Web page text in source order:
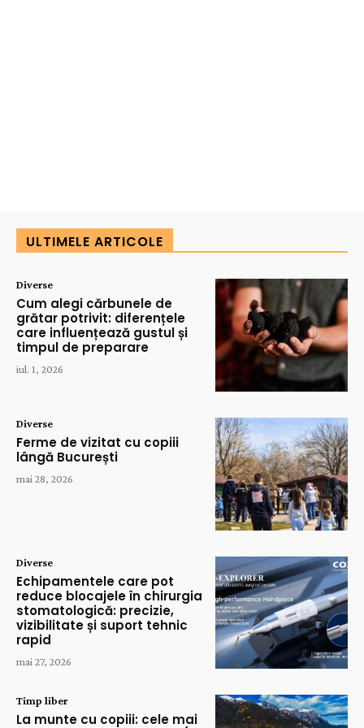
ULTIMELE ARTICOLE
Diverse
Cum alegi cărbunele de
grătar potrivit: diferențele
care influențează gustul și
timpul de preparare
iul. 1, 2026
Diverse
Ferme de vizitat cu copiii
lângă București
mai 28, 2026
Diverse
Echipamentele care pot
reduce blocajele în chirurgia
stomatologică: precizie,
vizibilitate și suport tehnic
rapid
mai 27, 2026
Timp liber
La munte cu copiii: cele mai